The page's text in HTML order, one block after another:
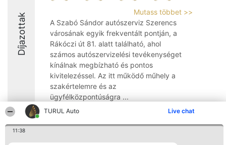
TURUL Auto Live chat
11:38
Díjazottak
Mutass többet >>
A Szabó Sándor autószerviz Szerencs
városának egyik frekventált pontján, a
Rákóczi út 81. alatt található, ahol
számos autószervizelési tevékenységet
kínálnak megbízható és pontos
kivitelezéssel. Az itt működő műhely a
szakértelemre és az
ügyfélközpontúságra ...
8.1